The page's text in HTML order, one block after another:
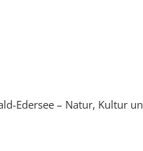
Edersee – Natur, Kultur